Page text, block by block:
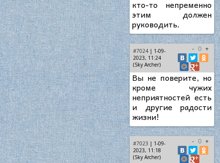
кто-то непременно
этим должен
руководить.
#7024 | 1-09-
2023, 11:24
(Sky Archer)
- 0 +
Вы не поверите, но
кроме чужих
неприятностей есть
и другие радости
жизни!
#7023 | 1-09-
2023, 11:18
(Sky Archer)
- 0 +